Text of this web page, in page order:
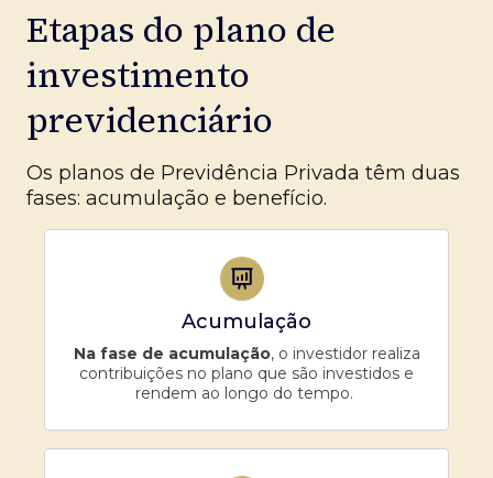
Etapas do plano de
investimento
previdenciário
Os planos de Previdência Privada têm duas
fases: acumulação e benefício.
Acumulação
Na fase de acumulação, o investidor realiza
contribuições no plano que são investidos e
rendem ao longo do tempo.